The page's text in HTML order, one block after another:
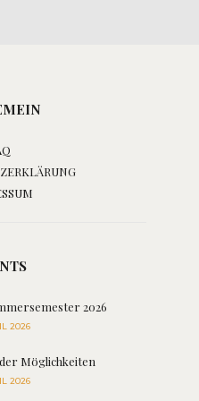
2026
2026
Möglichkeiten
2026